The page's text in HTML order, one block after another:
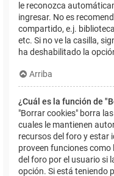
le reconozca
ingresar. No es
compartido, e.j.
etc. Si no ve la casilla,
ha deshabilitado la
Arriba
¿Cuál es la función de
"Borrar cookies" borra
cuales le mantienen
recursos del foro y estar
proveen funciones como
del foro por el usuario si
opción. Si está teniendo